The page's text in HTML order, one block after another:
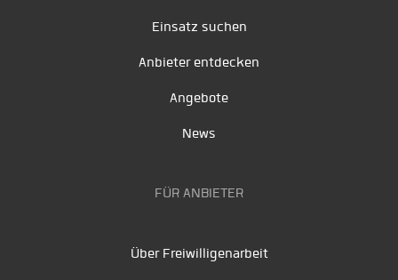
Einsatz suchen
Anbieter entdecken
Angebote
News
FÜR ANBIETER
Über Freiwilligenarbeit